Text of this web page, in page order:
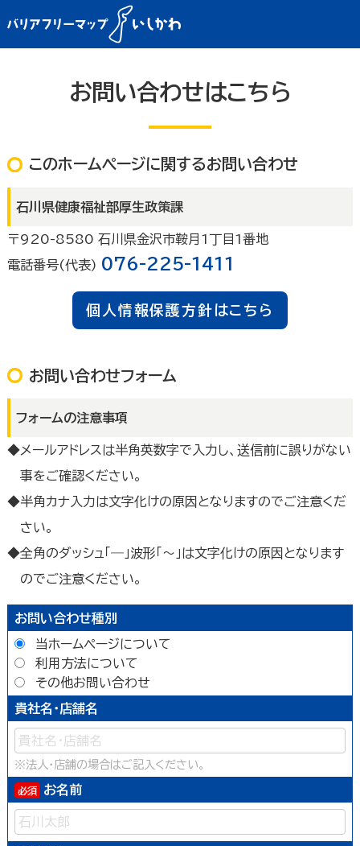
お問い合わせはこちら
このホームページに関するお問い合わせ
石川県健康福祉部厚生政策課
〒920-8580 石川県金沢市鞍月1丁目1番地
電話番号(代表) 076-225-1411
個人情報保護方針はこちら
お問い合わせフォーム
フォームの注意事項
メールアドレスは半角英数字で入力し、送信前に誤りがない
事をご確認ください。
半角カナ入力は文字化けの原因となりますのでご注意くだ
さい。
全角のダッシュ「―」波形「～」は文字化けの原因となります
のでご注意ください。
お問い合わせ種別
当ホームページについて
利用方法について
その他お問い合わせ
貴社名・店舗名
※法人・店舗の場合はご記入ください。
お名前